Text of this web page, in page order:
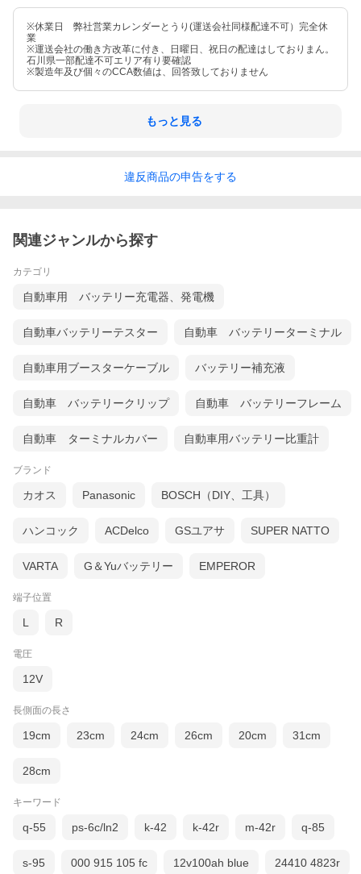
※休業日 弊社営業カレンダーとうり(運送会社同様配達不可）完全休
業
※運送会社の働き方改革に付き、日曜日、祝日の配達はしておりまん。
石川県一部配達不可エリア有り要確認
※製造年及び個々のCCA数値は、回答致しておりません
もっと見る
違反商品の申告をする
関連ジャンルから探す
カテゴリ
自動車用 バッテリー充電器、発電機
自動車バッテリーテスター 自動車 バッテリーターミナル
自動車用ブースターケーブル バッテリー補充液
自動車 バッテリークリップ 自動車 バッテリーフレーム
自動車 ターミナルカバー 自動車用バッテリー比重計
ブランド
カオス Panasonic BOSCH（DIY、工具）
ハンコック ACDelco GSユアサ SUPER NATTO
VARTA G＆Yuバッテリー EMPEROR
端子位置
L R
電圧
12V
長側面の長さ
19cm 23cm 24cm 26cm 20cm 31cm
28cm
キーワード
q-55 ps-6c/ln2 k-42 k-42r m-42r q-85
s-95 000 915 105 fc 12v100ah blue 24410 4823r